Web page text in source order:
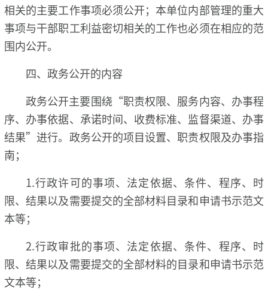
相关的主要工作事项必须公开；本单位内部管理的重大
事项与干部职工利益密切相关的工作也必须在相应的范
围内公开。
四、政务公开的内容
政务公开主要围绕“职责权限、服务内容、办事程
序、办事依据、承诺时间、收费标准、监督渠道、办事
结果”进行。政务公开的项目设置、职责权限及办事指
南；
1.行政许可的事项、法定依据、条件、程序、时
限、结果以及需要提交的全部材料目录和申请书示范文
本等；
2.行政审批的事项、法定依据、条件、程序、时
限、结果以及需要提交的全部材料的目录和申请书示范
文本等；